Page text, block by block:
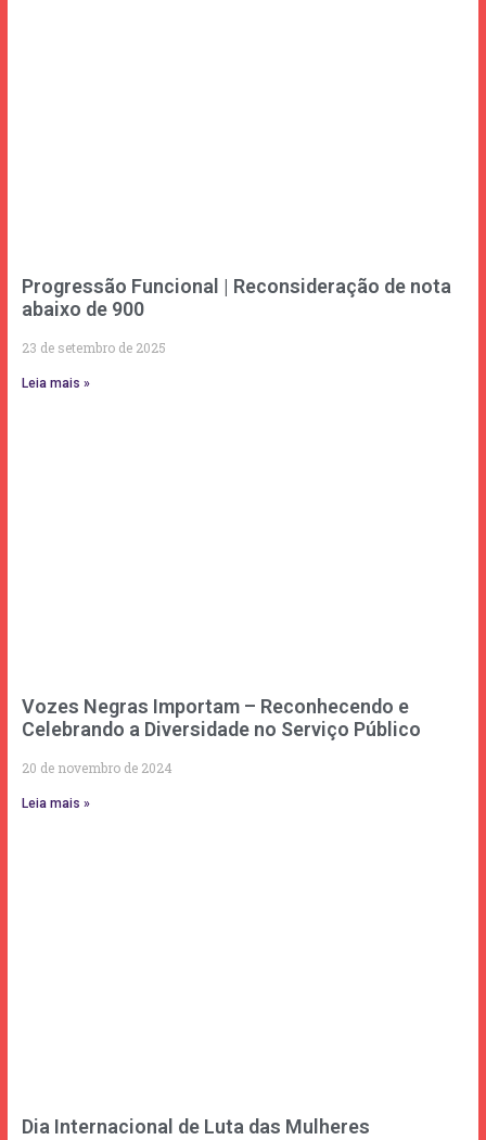
Progressão Funcional | Reconsideração de nota
abaixo de 900
23 de setembro de 2025
Leia mais »
Vozes Negras Importam – Reconhecendo e
Celebrando a Diversidade no Serviço Público
20 de novembro de 2024
Leia mais »
Dia Internacional de Luta das Mulheres